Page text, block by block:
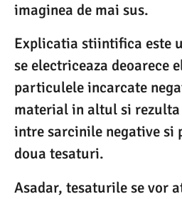
imaginea de mai sus.
Explicatia stiintifica este
se electriceaza deoarece
particulele incarcate
material in altul si
intre sarcinile negative si
doua tesaturi.
Asadar, tesaturile se vor